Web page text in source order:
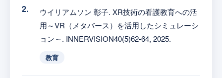
ウイリアムソン 彰子. XR技術の看護教育への活
用～VR（メタバース）を活用したシミュレーシ
ョン～. INNERVISION40(5)62-64, 2025.
教育